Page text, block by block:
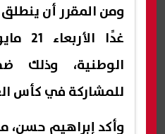
ومن المقرر أن
غدًا
الوطنية، وذلك
للمشاركة في كأس
وأكد إبراهيم حسن،